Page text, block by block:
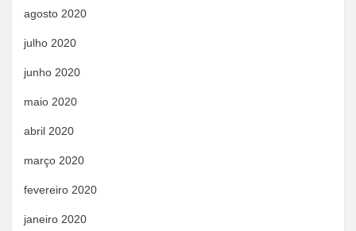
agosto 2020
julho 2020
junho 2020
maio 2020
abril 2020
março 2020
fevereiro 2020
janeiro 2020